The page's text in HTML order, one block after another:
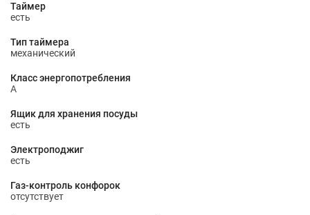
Таймер
есть
Тип таймера
механический
Класс энергопотребления
A
Ящик для хранения посуды
есть
Электроподжиг
есть
Газ-контроль конфорок
отсутствует